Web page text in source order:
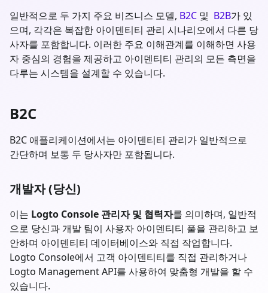
일반적으로 두 가지 주요 비즈니스 모델, B2C 및 B2B가 있
으며, 각각은 복잡한 아이덴티티 관리 시나리오에서 다른 당
사자를 포함합니다. 이러한 주요 이해관계를 이해하면 사용
자 중심의 경험을 제공하고 아이덴티티 관리의 모든 측면을
다루는 시스템을 설계할 수 있습니다.
B2C
B2C 애플리케이션에서는 아이덴티티 관리가 일반적으로
간단하며 보통 두 당사자만 포함됩니다.
개발자 (당신)
이는 Logto Console 관리자 및 협력자를 의미하며, 일반적
으로 당신과 개발 팀이 사용자 아이덴티티 풀을 관리하고 보
안하며 아이덴티티 데이터베이스와 직접 작업합니다.
Logto Console에서 고객 아이덴티티를 직접 관리하거나
Logto Management API를 사용하여 맞춤형 개발을 할 수
있습니다.